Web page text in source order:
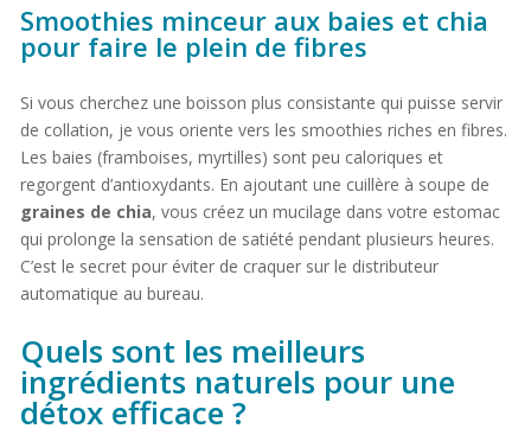
Smoothies minceur aux baies et chia
pour faire le plein de fibres
Si vous cherchez une boisson plus consistante qui puisse servir
de collation, je vous oriente vers les smoothies riches en fibres.
Les baies (framboises, myrtilles) sont peu caloriques et
regorgent d’antioxydants. En ajoutant une cuillère à soupe de
graines de chia, vous créez un mucilage dans votre estomac
qui prolonge la sensation de satiété pendant plusieurs heures.
C’est le secret pour éviter de craquer sur le distributeur
automatique au bureau.
Quels sont les meilleurs
ingrédients naturels pour une
détox efficace ?